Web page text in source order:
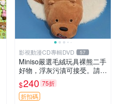
影視動漫CD專輯DVD 57
Miniso嚴選毛絨玩具裸熊二手
好物，浮灰污漬可接受。請詳
閱照片再下單，售出不退不
換。全新品相收藏推薦。 裸
熊 毛絨玩具 收藏
$240 75折
折扣碼